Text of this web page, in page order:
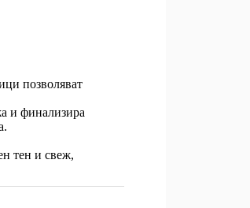
позволяват
и финализира
тен и свеж,